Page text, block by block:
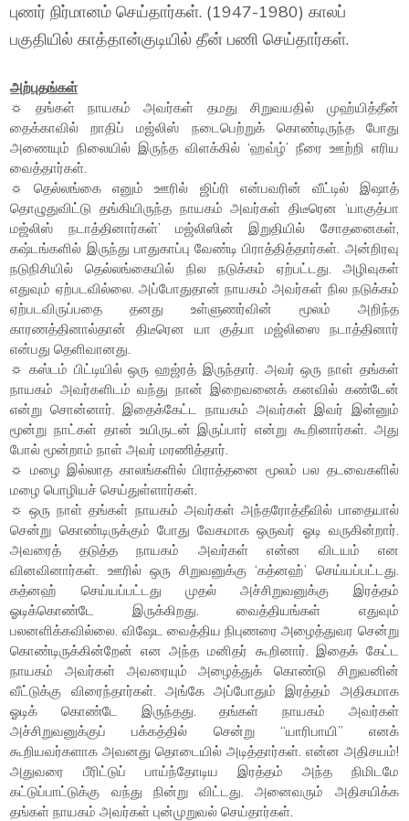
புணர் நிர்மானம் செய்தார்கள். (1947-1980) காலப்
பகுதியில் காத்தான்குடியில் தீன் பணி செய்தார்கள்.
அற்புதங்கள்
☼ தங்கள் நாயகம் அவர்கள் தமது சிறுவயதில் முஹ்யித்தீன்
தைக்காவில் றாதிப் மஜ்லிஸ் நடைபெற்றுக் கொண்டிருந்த போது
அணையும் நிலையில் இருந்த விளக்கில் ‘ஹவ்ழ்’ நீரை ஊற்றி எரிய
வைத்தார்கள்.
☼ தெல்லங்கை எனும் ஊரில் ஜிப்ரி என்பவரின் வீட்டில் இஷாத்
தொழுதுவிட்டு தங்கியிருந்த நாயகம் அவர்கள் திடீரென ‘யாகுத்பா
மஜ்லிஸ் நடாத்தினார்கள்’ மஜ்லிஸின் இறுதியில் சோதனைகள்,
கஷ்டங்களில் இருந்து பாதுகாப்பு வேண்டி பிராத்தித்தார்கள். அன்றிரவு
நடுநிசியில் தெல்லங்கையில் நில நடுக்கம் ஏற்பட்டது. அழிவுகள்
எதுவும் ஏற்படவில்லை. அப்போதுதான் நாயகம் அவர்கள் நில நடுக்கம்
ஏற்படவிருப்பதை தனது உள்ளுணர்வின் மூலம் அறிந்த
காரணத்தினால்தான் திடீரென யா குத்பா மஜ்லிஸை நடாத்தினார்
என்பது தெளிவானது.
☼ கஸ்டம் பிட்டியில் ஒரு ஹஜ்ரத் இருந்தார். அவர் ஒரு நாள் தங்கள்
நாயகம் அவர்களிடம் வந்து நான் இறைவனைக் கனவில் கண்டேன்
என்று சொன்னார். இதைக்கேட்ட நாயகம் அவர்கள் இவர் இன்னும்
மூன்று நாட்கள் தான் உயிருடன் இருப்பார் என்று கூறினார்கள். அது
போல் மூன்றாம் நாள் அவர் மரணித்தார்.
☼ மழை இல்லாத காலங்களில் பிராத்தனை மூலம் பல தடவைகளில்
மழை பொழியச் செய்துள்ளார்கள்.
☼ ஒரு நாள் தங்கள் நாயகம் அவர்கள் அந்தரோத்தீவில் பாதையால்
சென்று கொண்டிருக்கும் போது வேகமாக ஒருவர் ஓடி வருகின்றார்.
அவரைத் தடுத்த நாயகம் அவர்கள் என்ன விடயம் என
வினவினார்கள். ஊரில் ஒரு சிறுவனுக்கு ‘கத்னஹ்’ செய்யப்பட்டது.
கத்னஹ் செய்யப்பட்டது முதல் அச்சிறுவனுக்கு இரத்தம்
ஓடிக்கொண்டே இருக்கிறது. வைத்தியங்கள் எதுவும்
பலனளிக்கவில்லை. விஷேட வைத்திய நிபுணரை அழைத்துவர சென்று
கொண்டிருக்கின்றேன் என அந்த மனிதர் கூறினார். இதைக் கேட்ட
நாயகம் அவர்கள் அவரையும் அழைத்துக் கொண்டு சிறுவனின்
வீட்டுக்கு விரைந்தார்கள். அங்கே அப்போதும் இரத்தம் அதிகமாக
ஓடிக் கொண்டே இருந்தது. தங்கள் நாயகம் அவர்கள்
அச்சிறுவனுக்குப் பக்கத்தில் சென்று “யாரிபாயி” எனக்
கூறியவர்களாக அவனது தொடையில் அடித்தார்கள். என்ன அதிசயம்!
அதுவரை பீரிட்டுப் பாய்ந்தோடிய இரத்தம் அந்த நிமிடமே
கட்டுப்பாட்டுக்கு வந்து நின்று விட்டது. அனைவரும் அதிசயிக்க
தங்கள் நாயகம் அவர்கள் புன்முறுவல் செய்தார்கள்.